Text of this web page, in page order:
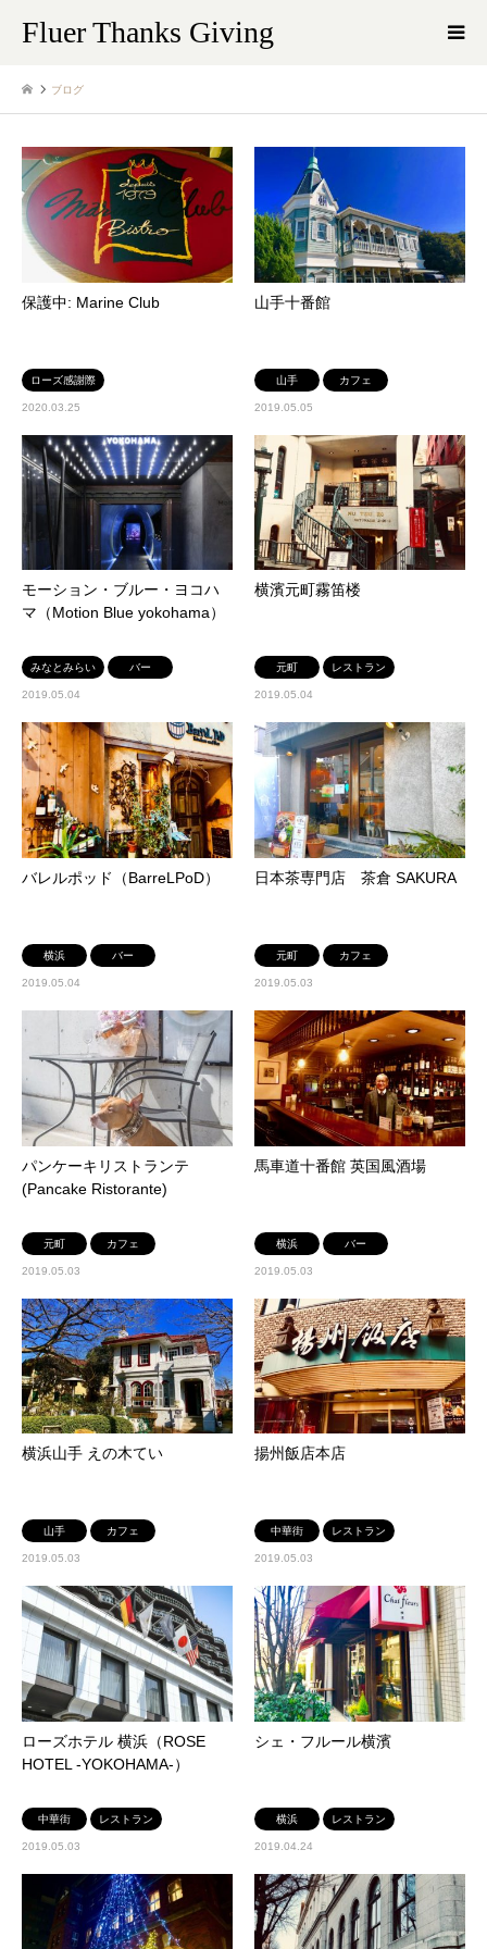
Fluer Thanks Giving
ブログ
保護中: Marine Club
ローズ感謝際
2020.03.25
山手十番館
山手 カフェ
2019.05.05
モーション・ブルー・ヨコハ
マ（Motion Blue yokohama）
みなとみらい バー
2019.05.04
横濱元町霧笛楼
元町 レストラン
2019.05.04
バレルポッド（BarreLPoD）
横浜 バー
2019.05.04
日本茶専門店 茶倉 SAKURA
元町 カフェ
2019.05.03
パンケーキリストランテ
(Pancake Ristorante)
元町 カフェ
2019.05.03
馬車道十番館 英国風酒場
横浜 バー
2019.05.03
横浜山手 えの木てい
山手 カフェ
2019.05.03
揚州飯店本店
中華街 レストラン
2019.05.03
ローズホテル 横浜（ROSE
HOTEL -YOKOHAMA-）
中華街 レストラン
2019.05.03
シェ・フルール横濱
横浜 レストラン
2019.04.24